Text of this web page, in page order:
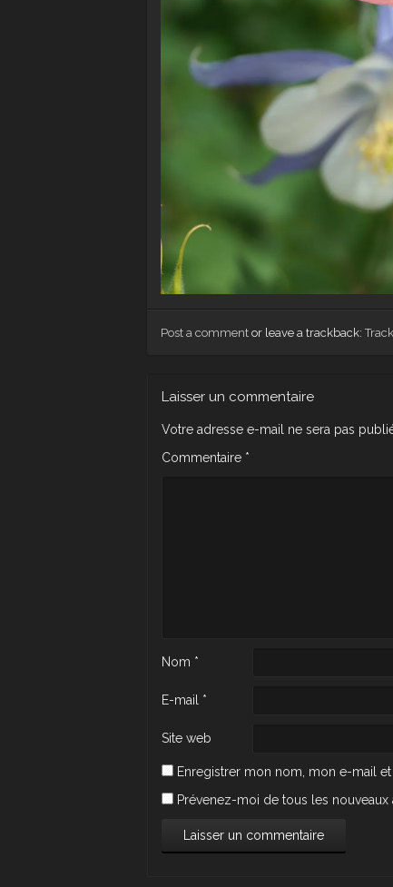
Post a comment or leave a trackback:
Laisser un commentaire
Votre adresse e-mail ne sera pas
Commentaire *
Nom *
E-mail *
Site web
Enregistrer mon nom, mon e-mail
Prévenez-moi de tous les nouveaux